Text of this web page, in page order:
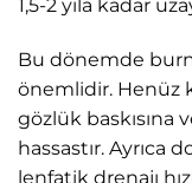
1,5-2 yıla kadar
Bu dönemde
önemlidir. Henüz
gözlük baskısına
hassastır. Ayrıca
lenfatik drenajı